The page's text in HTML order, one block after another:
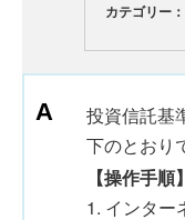
カテゴリー：
投資信託基
下のとおり
【操作手順】
1. インター